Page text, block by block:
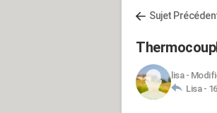
Sujet
lisa-
Lisa -